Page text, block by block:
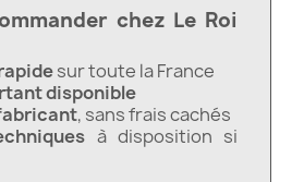
chez Le Roi
sur toute la France
disponible
, sans frais cachés
à disposition si